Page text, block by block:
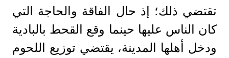
تقتضي ذلك؛ إذ حال الفاقة والحاجة التي
كان الناس عليها حينما وقع القحط بالبادية
ودخل أهلها المدينة، يقتضي توزيع اللحوم